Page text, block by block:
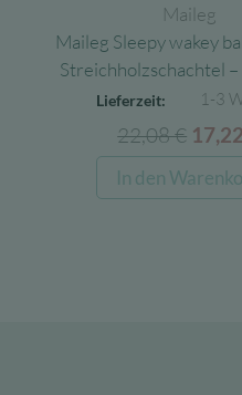
Maileg
Maileg Sleepy wakey
Streichholzschachtel –
Lieferzeit: 1-3
22,08€
Preis
war:
In den